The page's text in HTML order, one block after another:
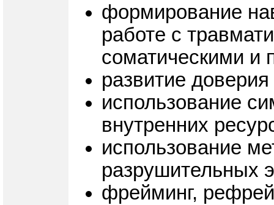
формирование
работе с
соматическими и
развитие
использование
внутренних
использование
разрушительных
фрейминг,